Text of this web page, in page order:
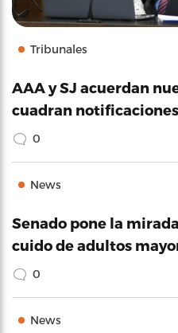
Tribunales
AAA y SJ acuerdan
cuadran
0
News
Senado pone la
cuido de adultos
0
News